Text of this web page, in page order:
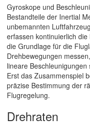
Gyroskope und
Bestandteile der Inertial
unbemannten
erfassen kontinuierlich
die Grundlage für die
Drehbewegungen
lineare
Erst das Zusammenspiel
präzise Bestimmung der
Flugregelung.
Drehraten